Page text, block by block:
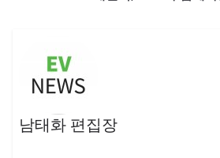
남태화 편집장